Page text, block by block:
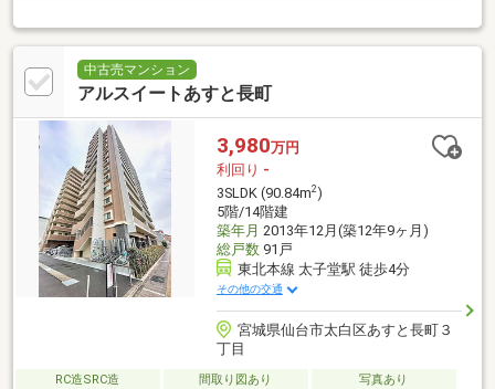
中古売マンション
アルスイートあすと長町
3,980万円
利回り -
3SLDK (90.84m2)
5階/14階建
築年月 2013年12月(築12年9ヶ月)
総戸数91戸
東北本線 太子堂駅 徒歩4分
その他の交通
宮城県仙台市太白区あすと長町３
丁目
RC造SRC造 間取り図あり
写真あり